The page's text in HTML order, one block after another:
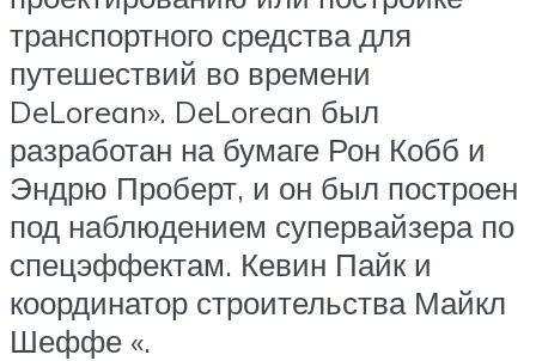
транспортного средства для
путешествий во времени
DeLorean». DeLorean был
разработан на бумаге Рон Кобб и
Эндрю Проберт, и он был построен
под наблюдением супервайзера по
спецэффектам. Кевин Пайк и
координатор строительства Майкл
Шеффе «.